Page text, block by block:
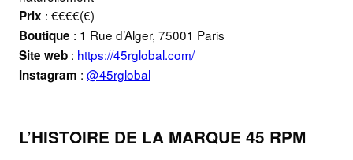
Prix : €€€€(€)
Boutique : 1 Rue d’Alger, 75001 Paris
Site web : https://45rglobal.com/
Instagram : @45rglobal
L’HISTOIRE DE LA MARQUE 45 RPM